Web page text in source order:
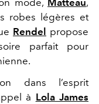
mode, Matteau,
robes légères et
Rendel
propose
parfait pour
dans l’esprit
à Lola James